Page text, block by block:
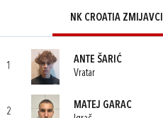
NK CROATIA ZMIJAVCI
1
ANTE ŠARIĆ
Vratar
2
MATEJ GARAC